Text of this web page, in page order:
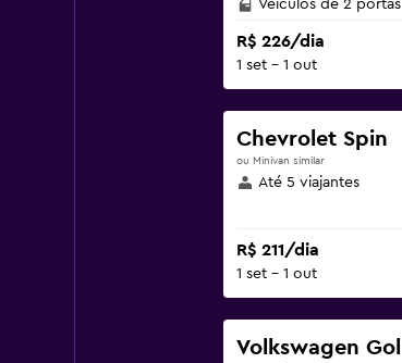
Veículos de 2 portas
R$ 226/dia
1 set - 1 out
Chevrolet Spin
ou Minivan similar
Até 5 viajantes
R$ 211/dia
1 set - 1 out
Volkswagen Gol